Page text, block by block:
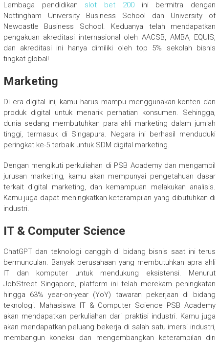
Lembaga pendidikan slot bet 200ini bermitra dengan
Nottingham University Business School dan University of
Newcastle Business School. Keduanya telah mendapatkan
pengakuan akreditasi internasional oleh AACSB, AMBA, EQUIS,
dan akreditasi ini hanya dimiliki oleh top 5% sekolah bisnis
tingkat global!
Marketing
Di era digital ini, kamu harus mampu menggunakan konten dan
produk digital untuk menarik perhatian konsumen. Sehingga,
dunia sedang membutuhkan para ahli marketing dalam jumlah
tinggi, termasuk di Singapura. Negara ini berhasil menduduki
peringkat ke-5 terbaik untuk SDM digital marketing.
Dengan mengikuti perkuliahan di PSB Academy dan mengambil
jurusan marketing, kamu akan mempunyai pengetahuan dasar
terkait digital marketing, dan kemampuan melakukan analisis.
Kamu juga dapat meningkatkan keterampilan yang dibutuhkan di
industri.
IT & Computer Science
ChatGPT dan teknologi canggih di bidang bisnis saat ini terus
bermunculan. Banyak perusahaan yang membutuhkan apra ahli
IT dan komputer untuk mendukung eksistensi. Menurut
JobStreet Singapore, platform ini telah merekam peningkatan
hingga 63% year-on-year (YoY) tawaran pekerjaan di bidang
teknologi. Mahasiswa IT & Computer Science PSB Academy
akan mendapatkan perkuliahan dari praktisi industri. Kamu juga
akan mendapatkan peluang bekerja di salah satu imersi industri,
membangun koneksi dan mengembangkan keterampilan diri